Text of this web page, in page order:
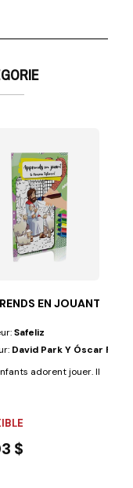
apprendront à prendre
EN JOUANT —
Safeliz
David Park Y Óscar Ferni
adorent jouer. Ils
$